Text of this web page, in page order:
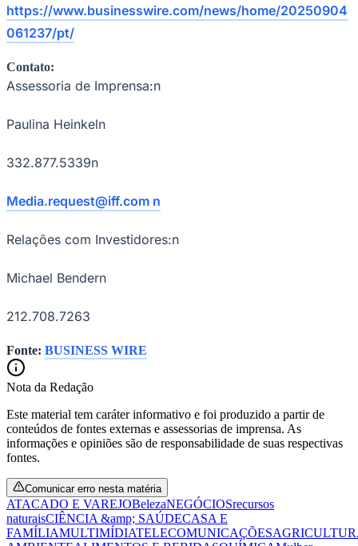
Flamengo
https://www.businesswire.com/news/home/20250904
061237/pt/
Contato:
Assessoria de Imprensa:n
Paulina Heinkeln
332.877.5339n
Media.request@iff.com n
Relações com Investidores:n
Michael Bendern
212.708.7263
Fonte: BUSINESS WIRE
Nota da Redação
Este material tem caráter informativo e foi produzido a partir de
conteúdos de fontes externas e assessorias de imprensa. As
informações e opiniões são de responsabilidade de suas respectivas
fontes.
Comunicar erro nesta matéria
ATACADO E VAREJOBelezaNEGÓCIOSrecursos
naturaisCIÊNCIA &amp; SAÚDECASA E
FAMÍLIAMULTIMÍDIATELECOMUNICAÇÕES